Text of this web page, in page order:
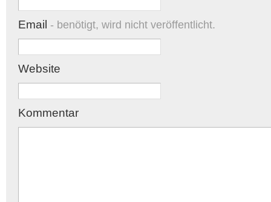
Email - benötigt, wird nicht veröffentlicht.
Website
Kommentar